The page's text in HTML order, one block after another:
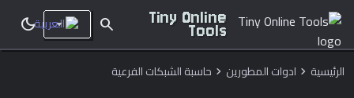
Tiny Online
Tools
search
dark_mode
الرئيسية chevron_right ادوات المطورين chevron_right حاسبة الشبكات الفرعية